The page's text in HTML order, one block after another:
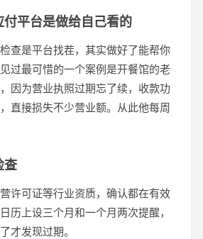
平台是做给自己看的
查是平台找茬，其实做好了能帮你
过最可惜的一个案例是开餐馆的老
因为营业执照过期忘了续，收款功
直接损失不少营业额。从此他每周
查
许可证等行业资质，确认都在有效
历上设三个月和一个月两次提醒，
才发现过期。